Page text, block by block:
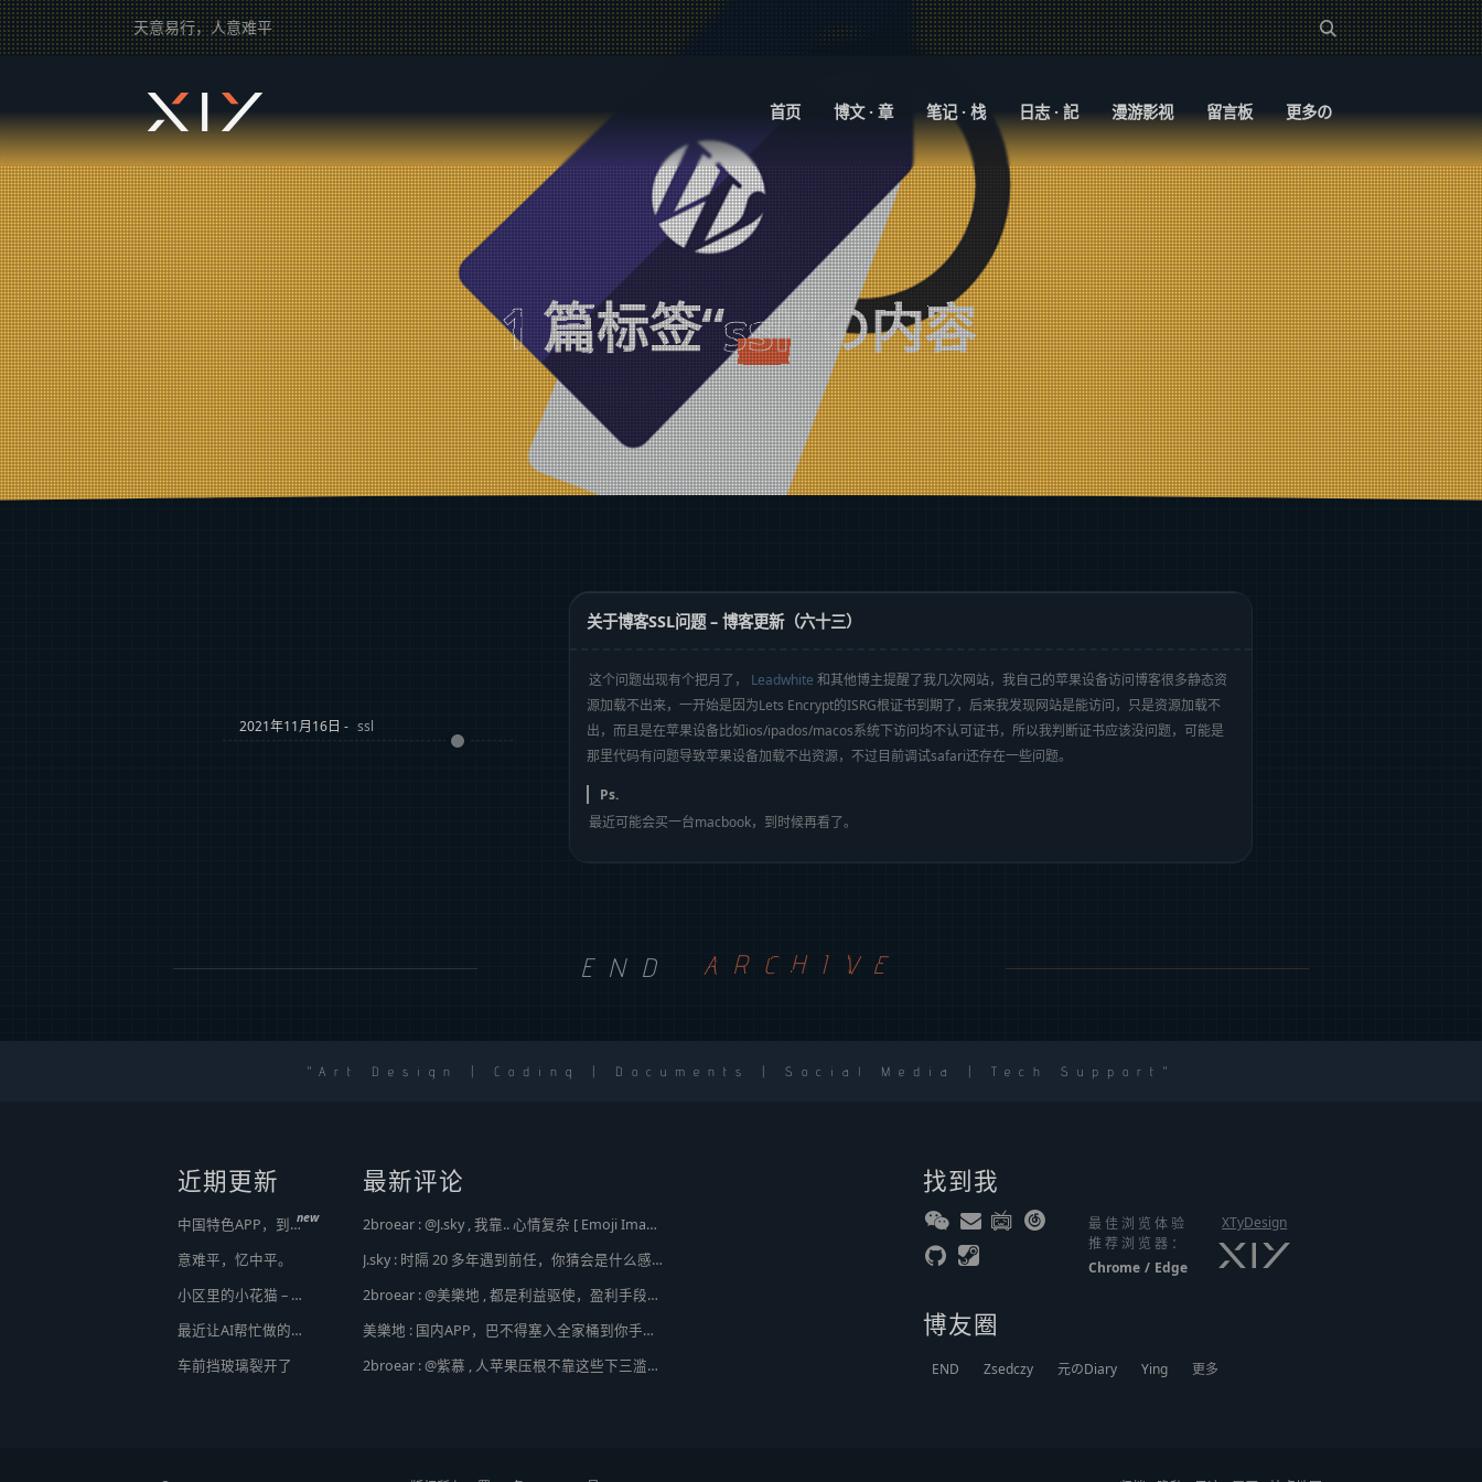
天意易行，人意难平
首页
博文 · 章 笔记 · 栈 日志 · 記 漫游影视 留言板 更多の
1篇标签“ssl”の内容
2021年11月16日 - ssl
关于博客SSL问题 – 博客更新（六十三）
这个问题出现有个把月了， Leadwhite和其他博主提醒了我几次网站，我自己的苹果设备访问博客很多静态资
源加载不出来，一开始是因为Lets Encrypt的ISRG根证书到期了，后来我发现网站是能访问，只是资源加载不
出，而且是在苹果设备比如ios/ipados/macos系统下访问均不认可证书，所以我判断证书应该没问题，可能是
那里代码有问题导致苹果设备加载不出资源，不过目前调试safari还存在一些问题。
Ps.
最近可能会买一台macbook，到时候再看了。
END ARCHIVE
Art Design | Coding | Documents | Social Media | Tech Support
近期更新
中国特色APP，到底谁来治？new
意难平，忆中平。
小区里的小花猫 – 日常记事（二百二十）
最近让AI帮忙做的一些事
车前挡玻璃裂开了
最新评论
2broear : @J.sky , 我靠.. 心情复杂 [ Emoji Image ]
J.sky : 时隔 20 多年遇到前任，你猜会是什么感觉？前几天和老婆去超市，巧不巧老婆去看其他商品了，就这么两分钟的功夫，我和前任迎面相遇，我看了一眼她，她也看到我了，谁都没说话，我感觉她恐慌的逃走了。我们擦肩而过，按道理这个年龄本不应该两个人单独在超市相遇，除非单身。所以，我猜她离婚了？搞不好她可能以为我也离婚了？哈哈哈
2broear : @美樂地 , 都是利益驱使，盈利手段不行
美樂地 : 国内APP，巴不得塞入全家桶到你手机，我更喜欢国外的小而美软件
2broear : @紫慕 , 人苹果压根不靠这些下三滥手段挣钱，等等又要说我大清自有国情在此了😂..
找到我
最佳浏览体验
推荐浏览器：
Chrome / Edge
XTyDesign
博友圈
END Zsedczy 元のDiary Ying 更多